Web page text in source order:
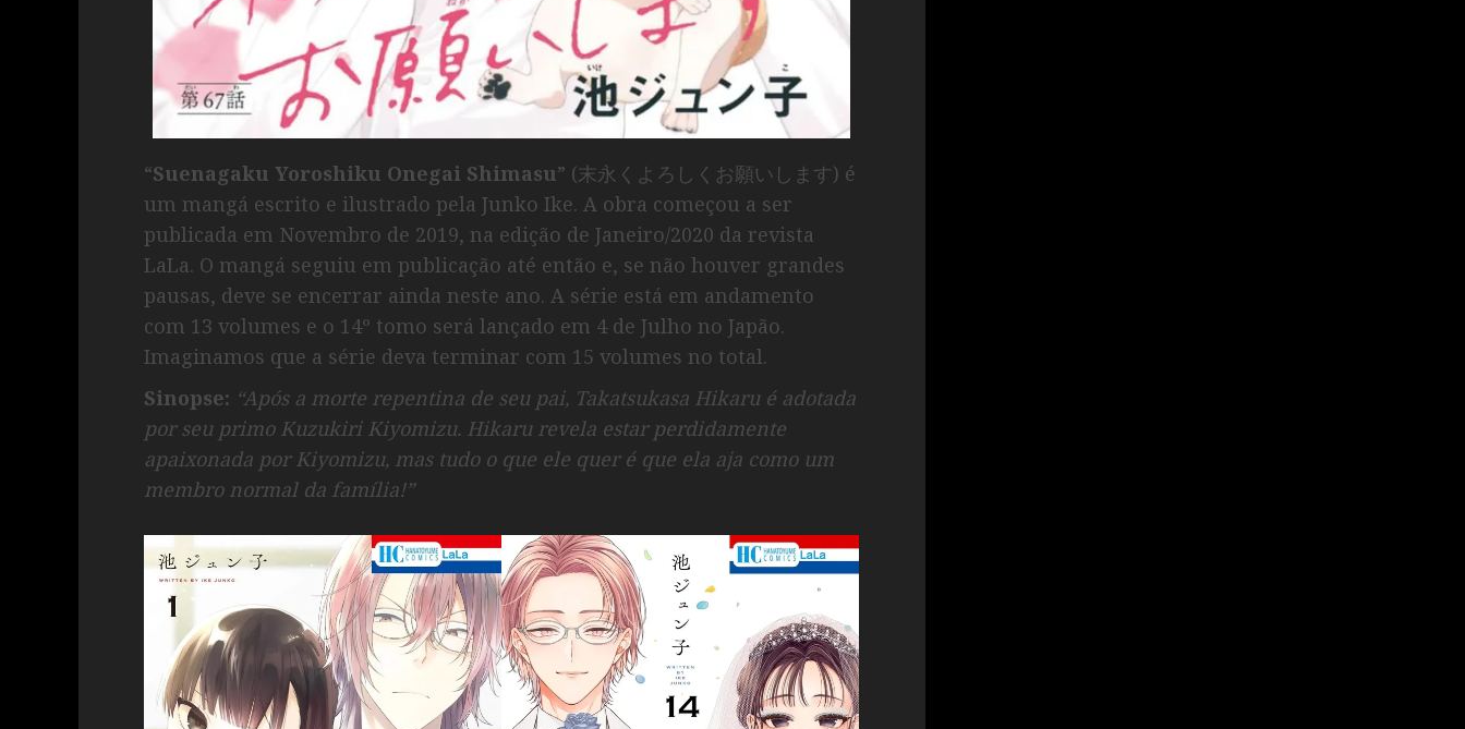
“Suenagaku Yoroshiku Onegai Shimasu” (末永くよろしくお願いします) é
um mangá escrito e ilustrado pela Junko Ike. A obra começou a ser
publicada em Novembro de 2019, na edição de Janeiro/2020 da revista
LaLa. O mangá seguiu em publicação até então e, se não houver grandes
pausas, deve se encerrar ainda neste ano. A série está em andamento
com 13 volumes e o 14º tomo será lançado em 4 de Julho no Japão.
Imaginamos que a série deva terminar com 15 volumes no total.
Sinopse: “Após a morte repentina de seu pai, Takatsukasa Hikaru é adotada
por seu primo Kuzukiri Kiyomizu. Hikaru revela estar perdidamente
apaixonada por Kiyomizu, mas tudo o que ele quer é que ela aja como um
membro normal da família!”